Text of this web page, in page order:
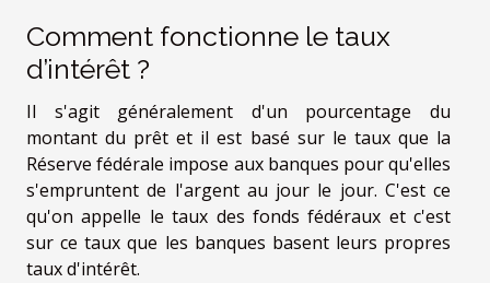
Comment fonctionne le taux
d’intérêt ?
Il s'agit généralement d'un pourcentage du
montant du prêt et il est basé sur le taux que la
Réserve fédérale impose aux banques pour qu'elles
s'empruntent de l'argent au jour le jour. C'est ce
qu'on appelle le taux des fonds fédéraux et c'est
sur ce taux que les banques basent leurs propres
taux d'intérêt.